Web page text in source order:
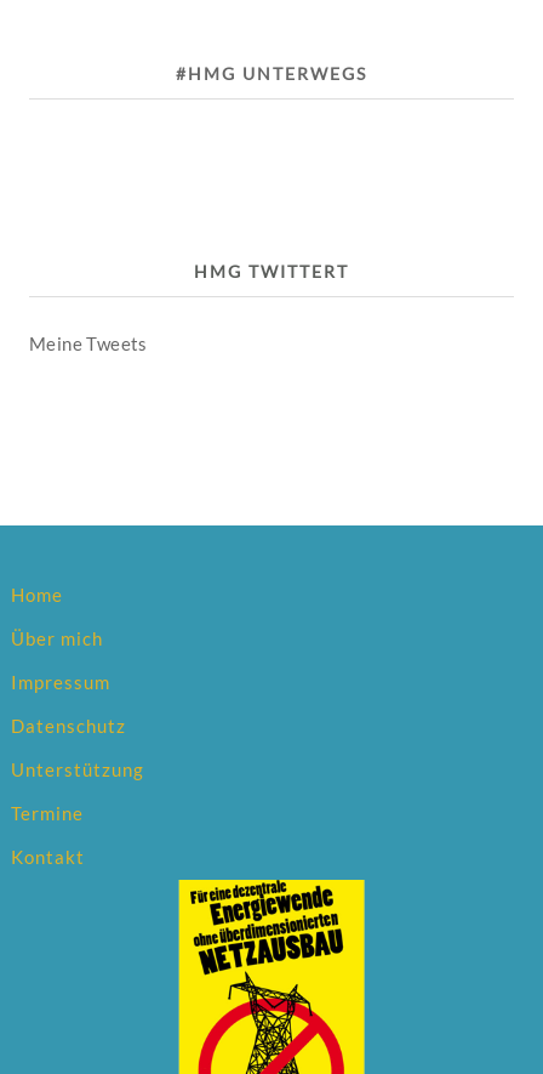
#HMG UNTERWEGS
HMG TWITTERT
Meine Tweets
Home
Über mich
Impressum
Datenschutz
Unterstützung
Termine
Kontakt